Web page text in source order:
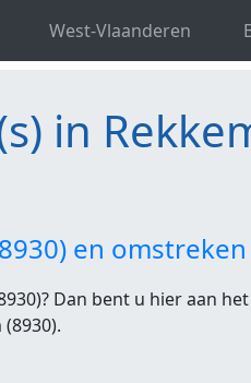
West-Vlaanderen
in Rekkem
in
en omstreken
Dan bent u hier aan